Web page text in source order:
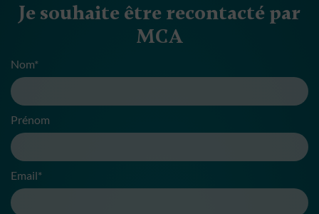
Je souhaite être recontacté par
MCA
Nom*
Prénom
Email*